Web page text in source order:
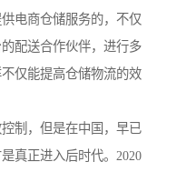
电商仓储服务的，不仅
配送合作伙伴，进行多
仅能提高仓储物流的效
制，但是在中国，早已
真正进入后时代。2020